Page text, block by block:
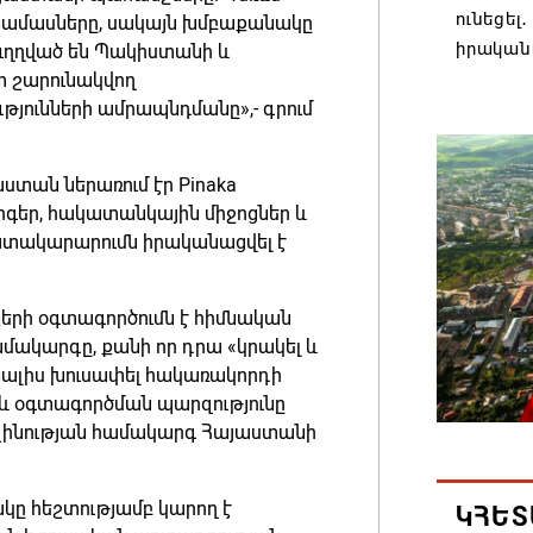
սակայն խմբաքանակը
են Պակիստանի և
շարունակվող
ամրապնդմանը»,- գրում
ներառում էր Pinaka
հակատանկային միջոցներ և
իրականացվել է
օգտագործումն է հիմնական
քանի որ դրա «կրակել և
խուսափել հակառակորդի
պարզությունը
համակարգ Հայաստանի
հեշտությամբ կարող է
Մաքսիմ